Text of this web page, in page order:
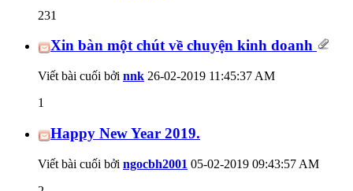
231
Xin bàn một chút về chuyện kinh doanh
Viết bài cuối bởi nnk 26-02-2019 11:45:37 AM
1
Happy New Year 2019.
Viết bài cuối bởi ngocbh2001 05-02-2019 09:43:57 AM